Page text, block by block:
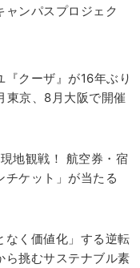
ャンパスプロジェク
クーザ』が16年ぶり
京、8月大阪で開催
地観戦！ 航空券・宿
チケット」が当たる
なく価値化」する逆転
ら挑むサステナブル素